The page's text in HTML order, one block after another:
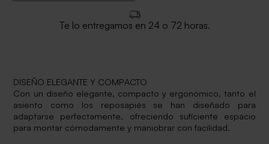
Te lo entregamos en 24 o 72 horas.
DISEÑO ELEGANTE Y COMPACTO
Con un diseño elegante, compacto y ergonómico, tanto el
asiento como los reposapiés se han diseñado para
adaptarse perfectamente, ofreciendo suficiente espacio
para montar cómodamente y maniobrar con facilidad.